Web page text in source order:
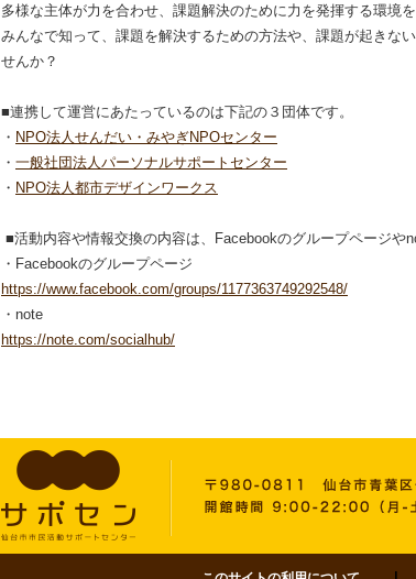
多様な主体が力を合わせ、課題解決のために力を発揮する環境
みんなで知って、課題を解決するための方法や、課題が起きな
せんか？
■連携して運営にあたっているのは下記の３団体です。
・ NPO法人せんだい・みやぎNPOセンター
・ 一般社団法人パーソナルサポートセンター
・ NPO法人都市デザインワークス
■活動内容や情報交換の内容は、Facebookのグループページや
・Facebookのグループページ
https://www.facebook.com/groups/1177363749292548/
・note
https://note.com/socialhub/